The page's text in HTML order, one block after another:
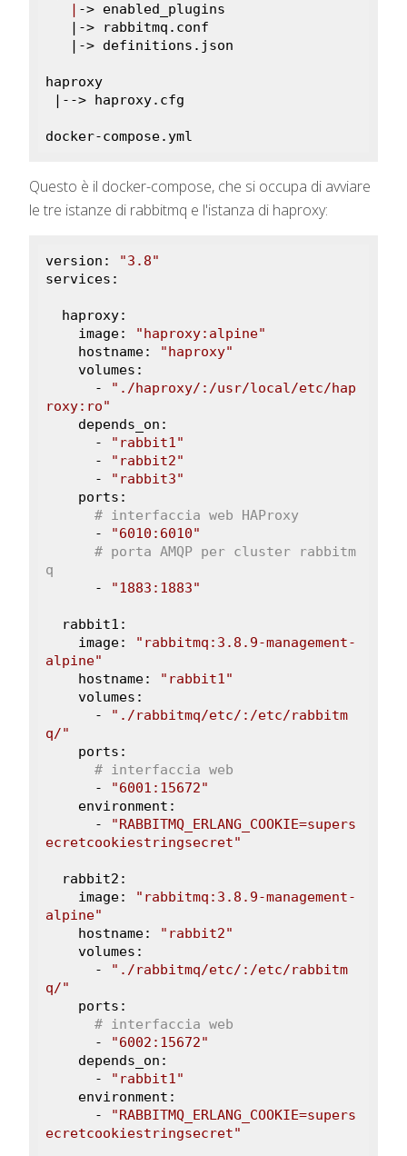
   |
-> enabled_plugins
haproxy
docker-compose.yml
Questo è il docker-compose, che si occupa di avviare
le tre istanze di rabbitmq e l'istanza di haproxy:
version:
"3.8"
services:
    image:
"haproxy:alpine"
    hostname:
"haproxy"
      -
"./haproxy/:/usr/local/etc/hap
roxy:ro"
      -
"rabbit1"
      -
"rabbit2"
      -
"rabbit3"
# interfaccia web HAProxy
      -
"6010:6010"
# porta AMQP per cluster rabbitm
q
      -
"1883:1883"
    image:
"rabbitmq:3.8.9-management-
alpine"
    hostname:
"rabbit1"
      -
"./rabbitmq/etc/:/etc/rabbitm
q/"
# interfaccia web
      -
"6001:15672"
      -
"RABBITMQ_ERLANG_COOKIE=supers
ecretcookiestringsecret"
    image:
"rabbitmq:3.8.9-management-
alpine"
    hostname:
"rabbit2"
      -
"./rabbitmq/etc/:/etc/rabbitm
q/"
# interfaccia web
      -
"6002:15672"
      -
"rabbit1"
      -
"RABBITMQ_ERLANG_COOKIE=supers
ecretcookiestringsecret"